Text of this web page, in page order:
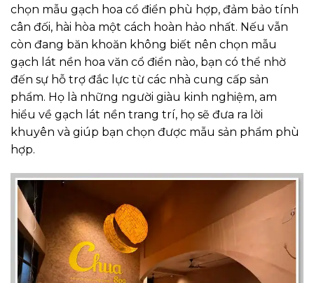
chọn mẫu gạch hoa cổ điển phù hợp, đảm bảo tính
cân đối, hài hòa một cách hoàn hảo nhất. Nếu vẫn
còn đang băn khoăn không biết nên chọn mẫu
gạch lát nền hoa văn cổ điển nào, bạn có thể nhờ
đến sự hỗ trợ đắc lực từ các nhà cung cấp sản
phẩm. Họ là những người giàu kinh nghiệm, am
hiểu về gạch lát nền trang trí, họ sẽ đưa ra lời
khuyên và giúp bạn chọn được mẫu sản phẩm phù
hợp.